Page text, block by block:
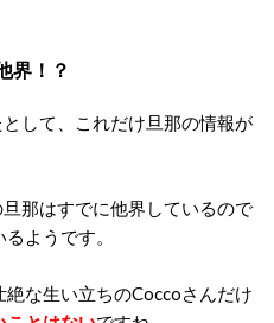
界！？
して、これだけ旦那の情報が
那はすでに他界しているので
ようです。
な生い立ちのCoccoさんだけ